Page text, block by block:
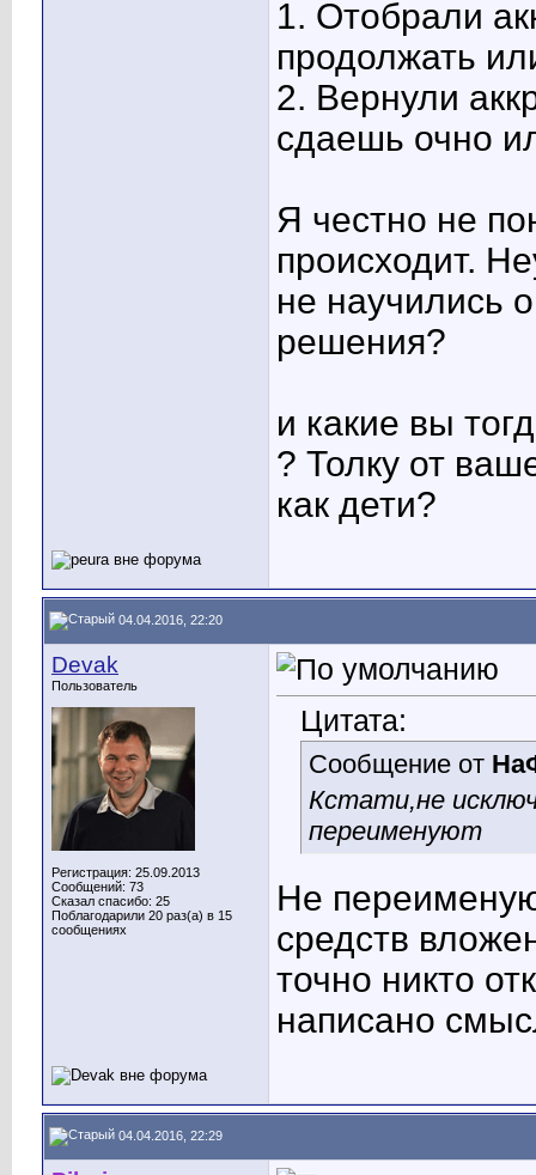
1. Отобрали
продолжать
2. Вернули
сдаешь очно
Я честно не
происходит.
не научились
решения?
и какие вы
? Толку от
как дети?
04.04.2016, 22:20
Devak
Пользователь
Регистрация: 25.09.2013
Сообщений: 73
Сказал спасибо: 25
Поблагодарили 20 раз(а) в 15
сообщениях
Цитата:
Сообщение от
Кстати,не
переименуют
Не
средств
точно никто
написано
04.04.2016, 22:29